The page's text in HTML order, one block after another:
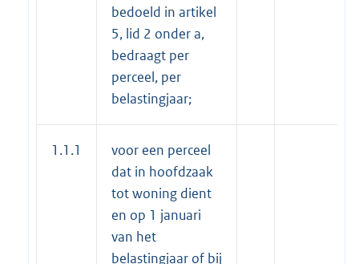
bedoeld in artikel
5, lid 2 onder a,
bedraagt per
perceel, per
belastingjaar;
1.1.1
voor een perceel
dat in hoofdzaak
tot woning dient
en op 1 januari
van het
belastingjaar of bij